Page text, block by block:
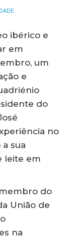
ibérico e
em
um
e
do
no
sua
leite em
do
União de
na